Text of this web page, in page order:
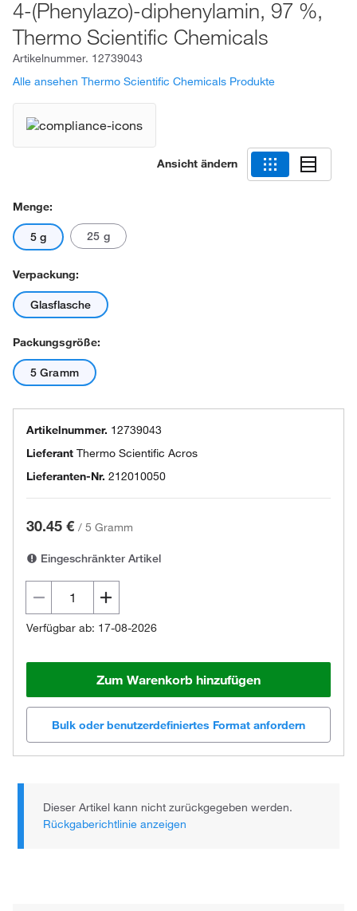
4-(Phenylazo)-diphenylamin, 97 %,
Thermo Scientific Chemicals
Artikelnummer. 12739043
Alle ansehen Thermo Scientific Chemicals Produkte
Ansicht ändern
Menge:
5 g 25 g
Verpackung:
Glasflasche
Packungsgröße:
5 Gramm
Artikelnummer. 12739043
Lieferant Thermo Scientific Acros
Lieferanten-Nr. 212010050
30.45 € / 5 Gramm
Eingeschränkter Artikel
Verfügbar ab: 17-08-2026
Zum Warenkorb hinzufügen
Bulk oder benutzerdefiniertes Format anfordern
Dieser Artikel kann nicht zurückgegeben werden.
Rückgaberichtlinie anzeigen